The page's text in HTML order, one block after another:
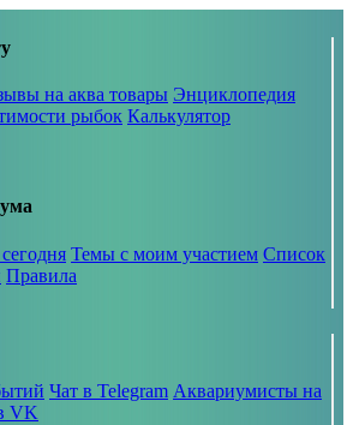
на аква товары Энциклопедия
рыбок Калькулятор
Темы с моим участием Список
Правила
Чат в Telegram Аквариумисты на
VK